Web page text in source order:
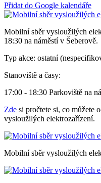
Přidat do Google kalendáře
Mobilní sběr vysloužilých
18:30 na náměstí v Šeberově.
Typ akce: ostatní
Stanoviště a časy:
17:00 - 18:30 Parkoviště na
Zde si pročtete si, co můžete
vysloužilých elektrozařízení.
Mobilní sběr vysloužilých